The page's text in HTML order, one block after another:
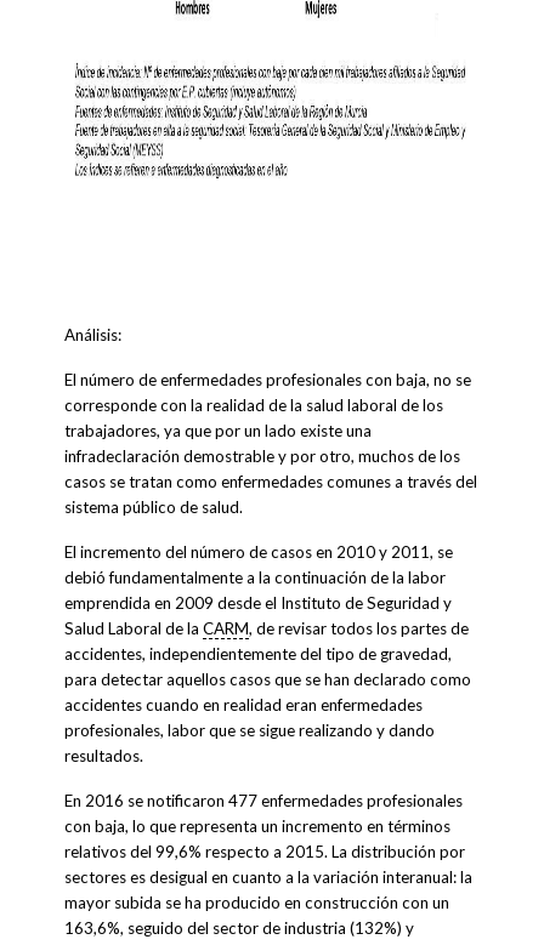
Análisis:
El número de enfermedades profesionales con baja, no se
corresponde con la realidad de la salud laboral de los
trabajadores, ya que por un lado existe una
infradeclaración demostrable y por otro, muchos de los
casos se tratan como enfermedades comunes a través del
sistema público de salud.
El incremento del número de casos en 2010 y 2011, se
debió fundamentalmente a la continuación de la labor
emprendida en 2009 desde el Instituto de Seguridad y
Salud Laboral de laCARM, de revisar todos los partes de
accidentes, independientemente del tipo de gravedad,
para detectar aquellos casos que se han declarado como
accidentes cuando en realidad eran enfermedades
profesionales, labor que se sigue realizando y dando
resultados.
En 2016 se notificaron 477 enfermedades profesionales
con baja, lo que representa un incremento en términos
relativos del 99,6% respecto a 2015. La distribución por
sectores es desigual en cuanto a la variación interanual: la
mayor subida se ha producido en construcción con un
163,6%, seguido del sector de industria (132%) y